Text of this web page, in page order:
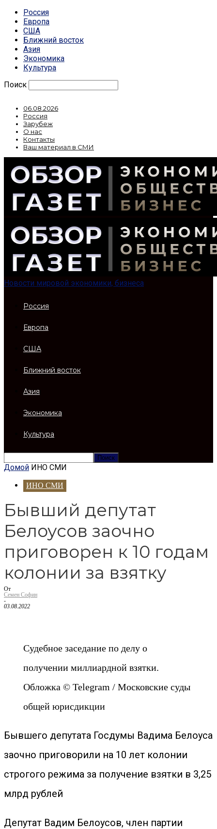
Россия
Европа
США
Ближний восток
Азия
Экономика
Культура
Поиск
06.08.2026
Россия
Зарубеж
О нас
Контакты
Ваш материал в СМИ
Новости мировой экономики, бизнеса
Россия
Европа
США
Ближний восток
Азия
Экономика
Культура
Домой ИНО СМИ
ИНО СМИ
Бывший депутат
Белоусов заочно
приговорен к 10 годам
колонии за взятку
От
Семен Софин
-
03.08.2022
Судебное заседание по делу о
получении миллиардной взятки.
Обложка © Telegram / Московские суды
общей юрисдикции
Бывшего депутата Госдумы Вадима Белоуса
заочно приговорили на 10 лет колонии
строгого режима за получение взятки в 3,25
млрд рублей
Депутат Вадим Белоусов, член партии